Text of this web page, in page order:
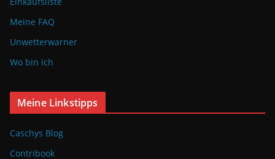
Meine FAQ
Unwetterwarner
Wo bin ich
Meine Linkstipps
Caschys Blog
Contribook